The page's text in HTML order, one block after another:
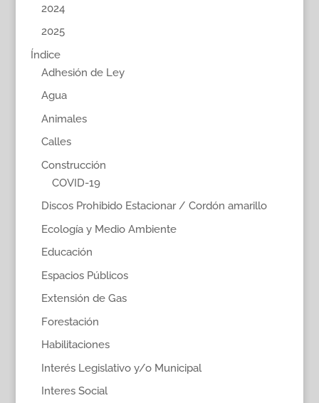
2024
2025
Índice
Adhesión de Ley
Agua
Animales
Calles
Construcción
COVID-19
Discos Prohibido Estacionar / Cordón amarillo
Ecología y Medio Ambiente
Educación
Espacios Públicos
Extensión de Gas
Forestación
Habilitaciones
Interés Legislativo y/o Municipal
Interes Social